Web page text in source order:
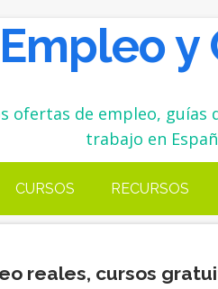
Empleo y
ofertas de empleo,
trabajo en
CURSOS RECURSOS
reales, cursos